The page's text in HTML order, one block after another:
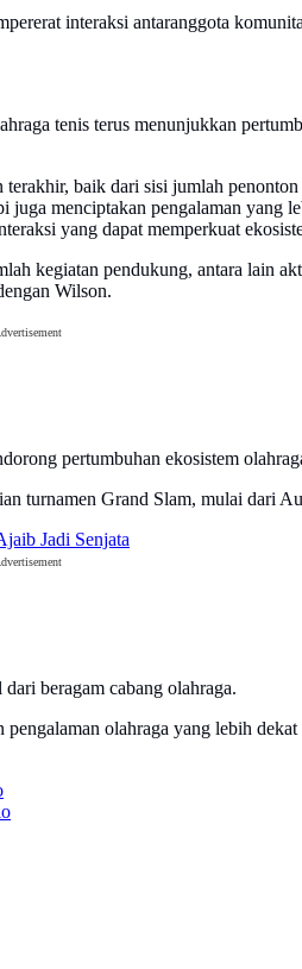
interaksi antaranggota
tenis terus menunjukkan
baik dari sisi jumlah
menciptakan pengalaman yang
yang dapat memperkuat
kegiatan pendukung, antara lain
Wilson.
pertumbuhan ekosistem
turnamen Grand Slam, mulai dari
Jadi Senjata
beragam cabang olahraga.
pengalaman olahraga yang lebih